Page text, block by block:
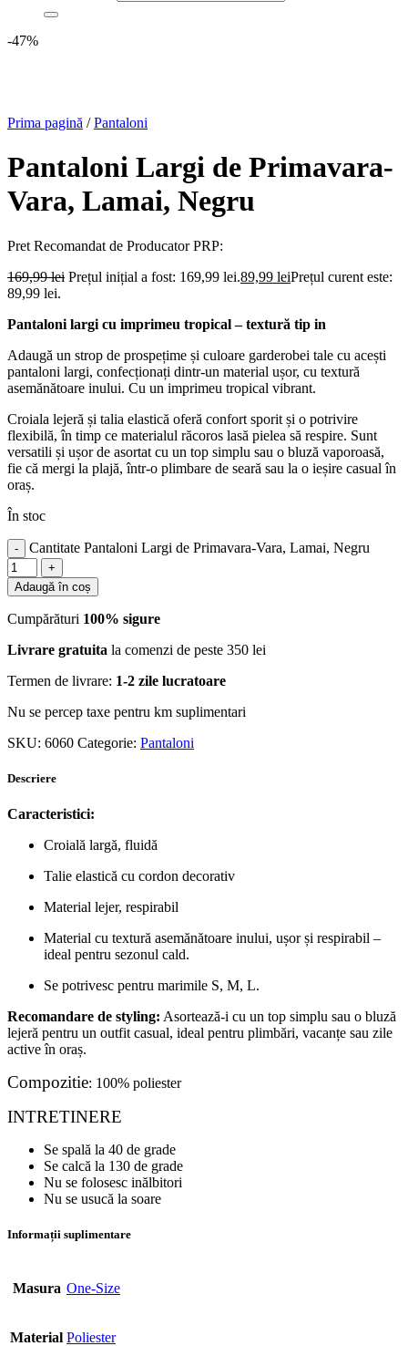
-47%
Prima pagină / Pantaloni
Pantaloni Largi de Primavara-
Vara, Lamai, Negru
Pret Recomandat de ProducatorPRP:
169,99lei Prețul inițial a fost: 169,99 lei.89,99 leiPrețul curent este:
89,99 lei.
Pantaloni largi cu imprimeu tropical – textură tip in
Adaugă un strop de prospețime și culoare garderobei tale cu acești
pantaloni largi, confecționați dintr-un material ușor, cu textură
asemănătoare inului. Cu un imprimeu tropical vibrant.
Croiala lejeră și talia elastică oferă confort sporit și o potrivire
flexibilă, în timp ce materialul răcoros lasă pielea să respire. Sunt
versatili și ușor de asortat cu un top simplu sau o bluză vaporoasă,
fie că mergi la plajă, într-o plimbare de seară sau la o ieșire casual în
oraș.
În stoc
Cantitate Pantaloni Largi de Primavara-Vara, Lamai, Negru
Adaugă în coș
Cumpărături 100% sigure
Livrare gratuita la comenzi de peste 350 lei
Termen de livrare: 1-2 zile lucratoare
Nu se percep taxe pentru km suplimentari
SKU: 6060 Categorie: Pantaloni
Descriere
Caracteristici:
Croială largă, fluidă
Talie elastică cu cordon decorativ
Material lejer, respirabil
Material cu textură asemănătoare inului, ușor și respirabil –
ideal pentru sezonul cald.
Se potrivesc pentru marimile S, M, L.
Recomandare de styling: Asortează-i cu un top simplu sau o bluză
lejeră pentru un outfit casual, ideal pentru plimbări, vacanțe sau zile
active în oraș.
Compozitie: 100% poliester
INTRETINERE
Se spală la 40 de grade
Se calcă la 130 de grade
Nu se folosesc inălbitori
Nu se usucă la soare
Informații suplimentare
Masura One-Size
Material Poliester